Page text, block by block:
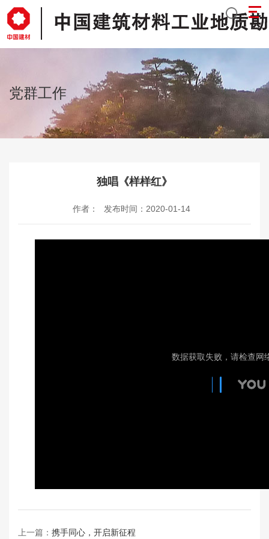
党群工作
独唱《样样红》
作者： 发布时间：2020-01-14
上一篇： 携手同心，开启新征程